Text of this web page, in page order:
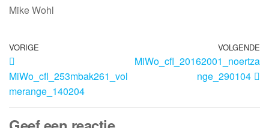
Mike Wohl
VORIGE
MiWo_cfl_253mbak261_vol
merange_140204
VOLGENDE
MiWo_cfl_20162001_noertza
nge_290104